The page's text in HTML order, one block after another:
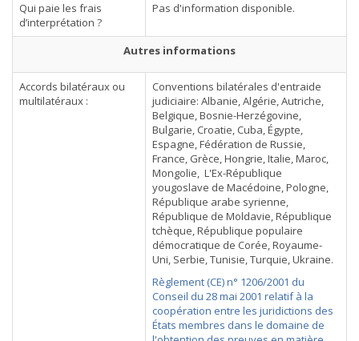
Qui paie les frais
d’interprétation ?
Pas d'information disponible.
Autres informations
Accords bilatéraux ou
multilatéraux :
Conventions bilatérales d'entraide
judiciaire: Albanie, Algérie, Autriche,
Belgique, Bosnie-Herzégovine,
Bulgarie, Croatie, Cuba, Égypte,
Espagne, Fédération de Russie,
France, Grèce, Hongrie, Italie, Maroc,
Mongolie, L'Ex-République
yougoslave de Macédoine, Pologne,
République arabe syrienne,
République de Moldavie, République
tchèque, République populaire
démocratique de Corée, Royaume-
Uni, Serbie, Tunisie, Turquie, Ukraine.
Règlement (CE) n° 1206/2001 du
Conseil du 28 mai 2001 relatif à la
coopération entre les juridictions des
États membres dans le domaine de